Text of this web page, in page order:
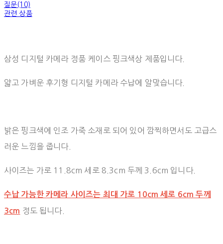
질문(10)
관련 상품
삼성 디지털 카메라 정품 케이스 핑크색상 제품입니다.
얇고 가벼운 후기형 디지털 카메라 수납에 알맞습니다.
밝은 핑크색에 인조 가죽 소재로 되어 있어 깜찍하면서도 고급스
러운 느낌을 줍니다.
사이즈는 가로 11.8cm 세로 8.3cm 두께 3.6cm 입니다.
수납 가능한 카메라 사이즈는 최대 가로 10cm 세로 6cm 두께
3cm 정도 됩니다.